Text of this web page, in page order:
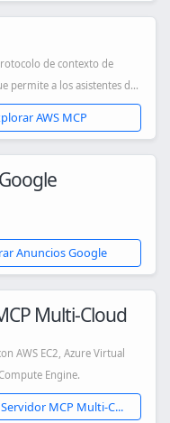
de contexto de
permite a los asistentes de
AWS MCP
Anuncios Google
Multi-Cloud
AWS EC2, Azure Virtual
Engine.
MCP Multi-C...